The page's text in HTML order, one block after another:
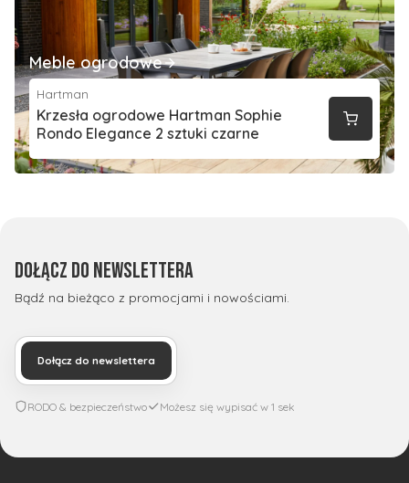
Meble ogrodowe
Hartman
Krzesła ogrodowe Hartman Sophie
Rondo Elegance 2 sztuki czarne
Dołącz do newslettera
Bądź na bieżąco z promocjami i nowościami.
Dołącz do newslettera
RODO & bezpieczeństwo Możesz się wypisać w 1 sek